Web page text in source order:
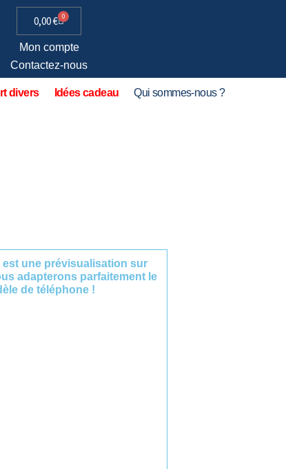
0,00€ 0
Mon compte
Contactez-nous
divers Idées cadeau Qui sommes-nous ?
est une prévisualisation sur
adapterons parfaitement le
de téléphone !